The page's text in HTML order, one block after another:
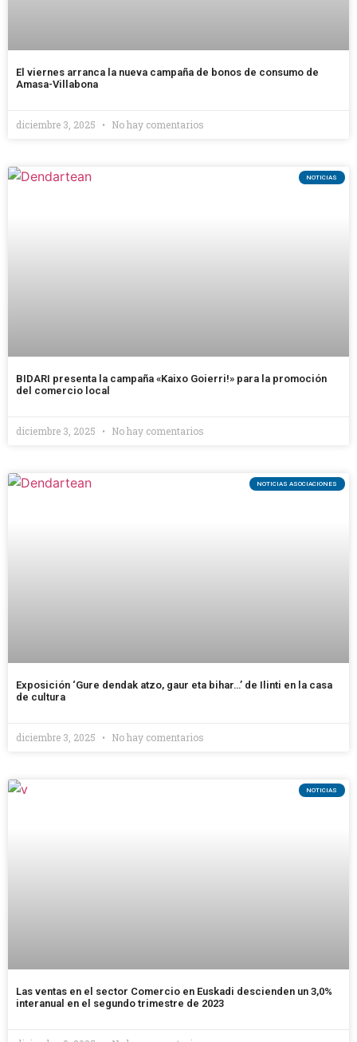
El viernes arranca la nueva campaña de bonos de consumo de
Amasa-Villabona
diciembre 3, 2025 No hay comentarios
NOTICIAS
BIDARI presenta la campaña «Kaixo Goierri!» para la promoción
del comercio local
diciembre 3, 2025 No hay comentarios
NOTICIAS ASOCIACIONES
Exposición ‘Gure dendak atzo, gaur eta bihar…’ de Ilinti en la casa
de cultura
diciembre 3, 2025 No hay comentarios
NOTICIAS
Las ventas en el sector Comercio en Euskadi descienden un 3,0%
interanual en el segundo trimestre de 2023